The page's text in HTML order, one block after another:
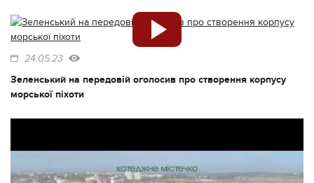
24.05.23
Зеленський на передовій оголосив про створення корпусу
морської піхоти